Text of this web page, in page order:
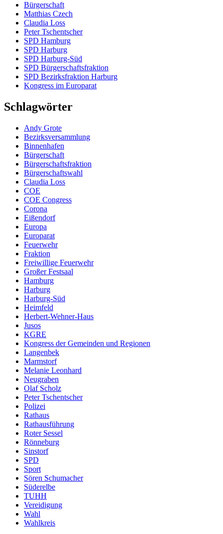
Bürgerschaft
Matthias Czech
Claudia Loss
Peter Tschentscher
SPD Hamburg
SPD Harburg
SPD Harburg-Süd
SPD Bürgerschaftsfraktion
SPD Bezirksfraktion Harburg
Kongress im Europarat
Schlagwörter
Andy Grote
Bezirksversammlung
Binnenhafen
Bürgerschaft
Bürgerschaftsfraktion
Bürgerschaftswahl
Claudia Loss
COE
COE Congress
Corona
Eißendorf
Europa
Europarat
Feuerwehr
Fraktion
Freiwillige Feuerwehr
Großer Festsaal
Hamburg
Harburg
Harburg-Süd
Heimfeld
Herbert-Wehner-Haus
Jusos
KGRE
Kongress der Gemeinden und Regionen
Langenbek
Marmstorf
Melanie Leonhard
Neugraben
Olaf Scholz
Peter Tschentscher
Polizei
Rathaus
Rathausführung
Roter Sessel
Rönneburg
Sinstorf
SPD
Sport
Sören Schumacher
Süderelbe
TUHH
Vereidigung
Wahl
Wahlkreis